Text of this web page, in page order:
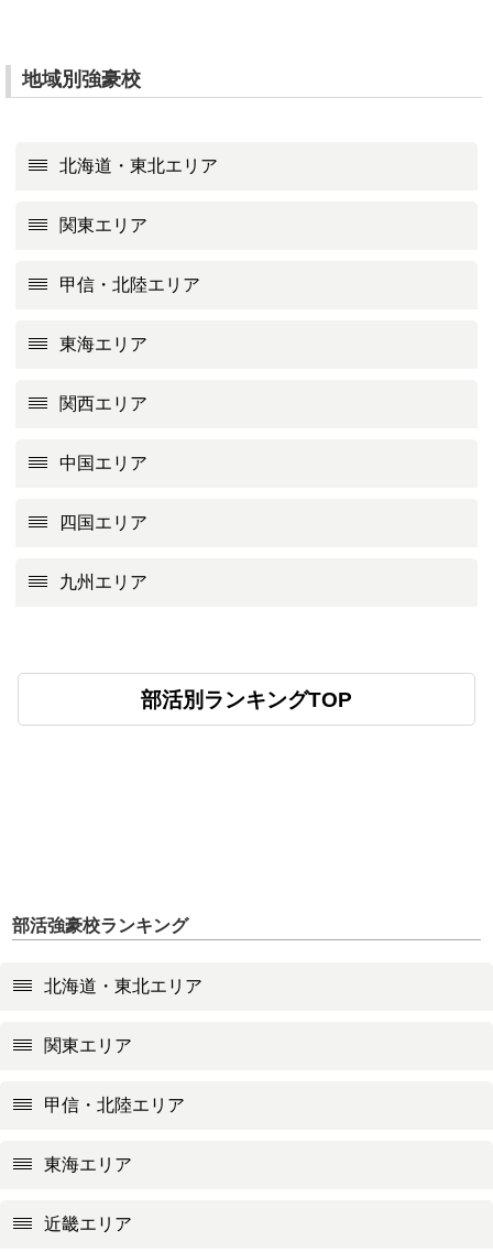
地域別強豪校
北海道・東北エリア
関東エリア
甲信・北陸エリア
東海エリア
関西エリア
中国エリア
四国エリア
九州エリア
部活別ランキングTOP
部活強豪校ランキング
北海道・東北エリア
関東エリア
甲信・北陸エリア
東海エリア
近畿エリア